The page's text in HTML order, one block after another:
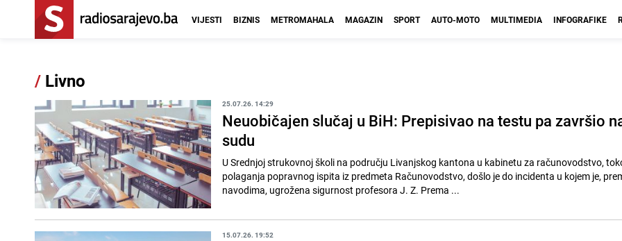
VIJESTI BIZNIS METROMAHALA MAGAZIN SPORT AUTO-MOTO MULTIMEDIA INFOGRAFIKE
/ Livno
25.07.26. 14:29
Neuobičajen slučaj u BiH: Prepisivao na testu pa završio
sudu
U Srednjoj strukovnoj školi na području Livanjskog kantona u kabinetu za računovodstvo,
polaganja popravnog ispita iz predmeta Računovodstvo, došlo je do incidenta u kojem je,
navodima, ugrožena sigurnost profesora J. Z. Prema ...
15.07.26. 19:52